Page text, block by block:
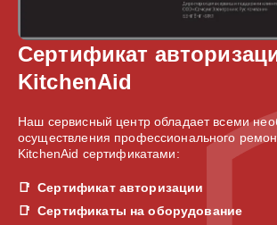
Сертификат
KitchenAid
Наш сервисный центр обладает всеми
осуществления профессионального
KitchenAid сертификатами:
Сертификат авторизации
Сертификаты на оборудование